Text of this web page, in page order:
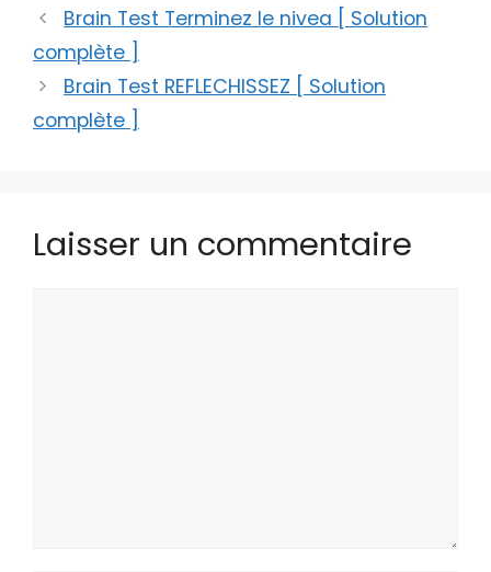
Brain Test Terminez le nivea [ Solution
complète ]
Brain Test REFLECHISSEZ [ Solution
complète ]
Laisser un commentaire